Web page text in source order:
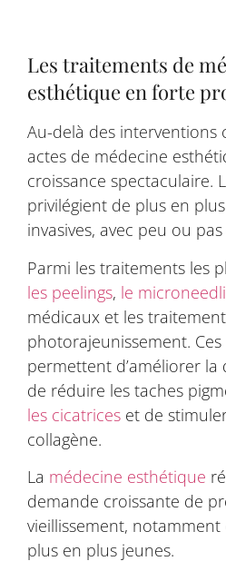
Les traitements de
esthétique en forte
Au-delà des interventions
actes de médecine
croissance spectaculaire.
privilégient de plus en
invasives, avec peu ou
Parmi les traitements les
les peelings, le
médicaux et les
photorajeunissement.
permettent d’améliorer la
de réduire les taches
les cicatrices et de
collagène.
La médecine esthétique
demande croissante de
vieillissement,
plus en plus jeunes.